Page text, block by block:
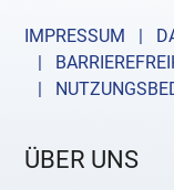
IMPRESSUM |
|
|
ÜBER UNS